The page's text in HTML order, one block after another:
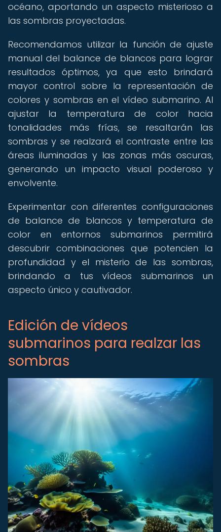
océano, aportando un aspecto misterioso a
las sombras proyectadas.
Recomendamos utilizar la función de ajuste
manual del balance de blancos para lograr
resultados óptimos, ya que esto brindará
mayor control sobre la representación de
colores y sombras en el vídeo submarino. Al
ajustar la temperatura de color hacia
tonalidades más frías, se resaltarán las
sombras y se realzará el contraste entre las
áreas iluminadas y las zonas más oscuras,
generando un impacto visual poderoso y
envolvente.
Experimentar con diferentes configuraciones
de balance de blancos y temperatura de
color en entornos submarinos permitirá
descubrir combinaciones que potencien la
profundidad y el misterio de las sombras,
brindando a tus vídeos submarinos un
aspecto único y cautivador.
Edición de vídeos
submarinos para realzar las
sombras